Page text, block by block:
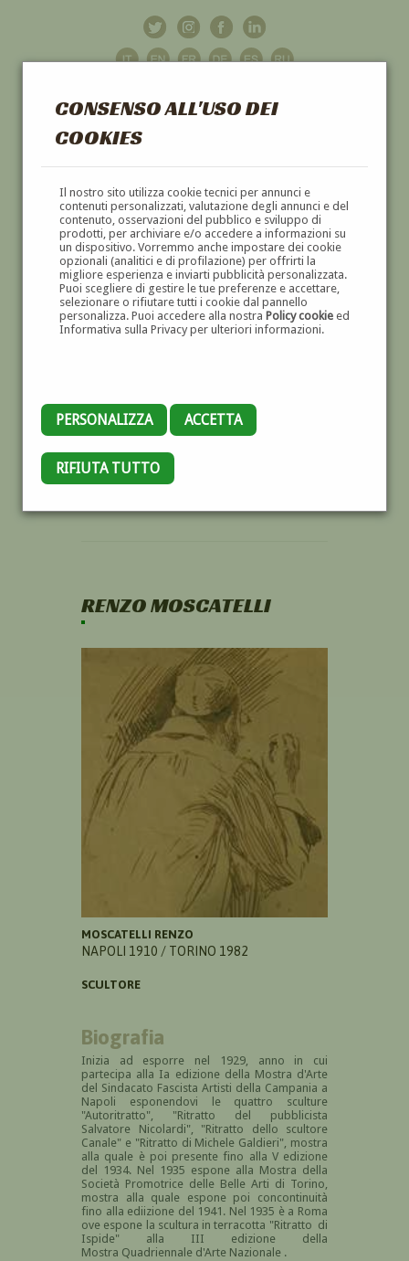
CONSENSO ALL'USO DEI
COOKIES
Il nostro sito utilizza cookie tecnici per annunci e
contenuti personalizzati, valutazione degli annunci e del
contenuto, osservazioni del pubblico e sviluppo di
prodotti, per archiviare e/o accedere a informazioni su
un dispositivo. Vorremmo anche impostare dei cookie
opzionali (analitici e di profilazione) per offrirti la
migliore esperienza e inviarti pubblicità personalizzata.
Puoi scegliere di gestire le tue preferenze e accettare,
selezionare o rifiutare tutti i cookie dal pannello
personalizza. Puoi accedere alla nostra Policy cookieed
Informativa sulla Privacy per ulteriori informazioni.
PERSONALIZZA ACCETTA
RIFIUTA TUTTO
GALLERIAD'ARTE
DIPINTI E SCULTURE '800 E '900
RENZO MOSCATELLI
MOSCATELLI RENZO
NAPOLI 1910 / TORINO 1982
SCULTORE
Biografia
Inizia ad esporre nel 1929, anno in cui
partecipa alla Ia edizione della Mostra d'Arte
del Sindacato Fascista Artisti della Campania a
Napoli esponendovi le quattro sculture
"Autoritratto", "Ritratto del pubblicista
Salvatore Nicolardi", "Ritratto dello scultore
Canale" e "Ritratto di Michele Galdieri", mostra
alla quale è poi presente fino alla V edizione
del 1934. Nel 1935 espone alla Mostra della
Società Promotrice delle Belle Arti di Torino,
mostra alla quale espone poi concontinuità
fino alla ediizione del 1941. Nel 1935 è a Roma
ove espone la scultura in terracotta "Ritratto di
Ispide" alla III edizione della
Mostra Quadriennale d'Arte Nazionale .